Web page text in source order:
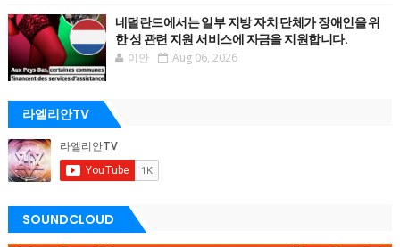
네덜란드에서는 일부 지방 자치 단체가 장애인을 위
한 성 관련 지원 서비스에 자금을 지원합니다.
이안 Aug 06, 2026
라엘리안TV
SOUNDCLOUD